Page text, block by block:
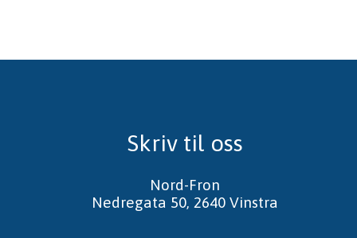
Skriv til oss
Nord-Fron
Nedregata 50, 2640 Vinstra